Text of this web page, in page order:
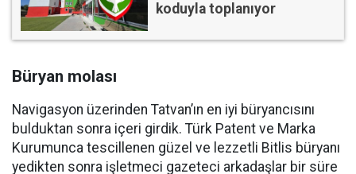
koduyla toplanıyor
Büryan molası
Navigasyon üzerinden Tatvan’ın en iyi büryancısını
bulduktan sonra içeri girdik. Türk Patent ve Marka
Kurumunca tescillenen güzel ve lezzetli Bitlis büryanı
yedikten sonra işletmeci gazeteci arkadaşlar bir süre